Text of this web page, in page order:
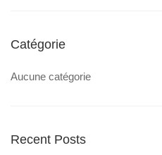
Catégorie
Aucune catégorie
Recent Posts